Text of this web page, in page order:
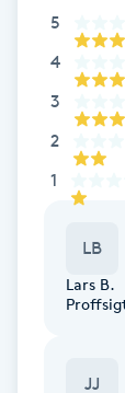
Fransfärgning
5
4
3
2
1
LB
Lars B.
JJ